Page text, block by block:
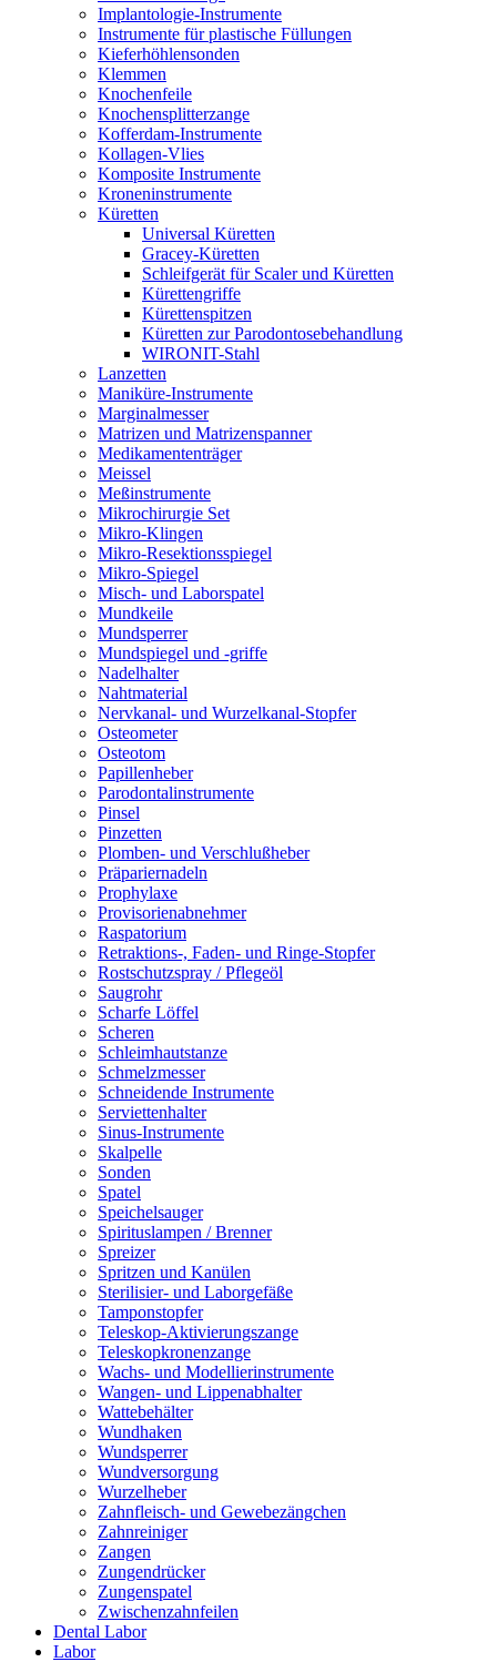
Implantologie-Instrumente
Instrumente für plastische Füllungen
Kieferhöhlensonden
Klemmen
Knochenfeile
Knochensplitterzange
Kofferdam-Instrumente
Kollagen-Vlies
Komposite Instrumente
Kroneninstrumente
Küretten
Universal Küretten
Gracey-Küretten
Schleifgerät für Scaler und Küretten
Kürettengriffe
Kürettenspitzen
Küretten zur Parodontosebehandlung
WIRONIT-Stahl
Lanzetten
Maniküre-Instrumente
Marginalmesser
Matrizen und Matrizenspanner
Medikamententräger
Meissel
Meßinstrumente
Mikrochirurgie Set
Mikro-Klingen
Mikro-Resektionsspiegel
Mikro-Spiegel
Misch- und Laborspatel
Mundkeile
Mundsperrer
Mundspiegel und -griffe
Nadelhalter
Nahtmaterial
Nervkanal- und Wurzelkanal-Stopfer
Osteometer
Osteotom
Papillenheber
Parodontalinstrumente
Pinsel
Pinzetten
Plomben- und Verschlußheber
Präpariernadeln
Prophylaxe
Provisorienabnehmer
Raspatorium
Retraktions-, Faden- und Ringe-Stopfer
Rostschutzspray / Pflegeöl
Saugrohr
Scharfe Löffel
Scheren
Schleimhautstanze
Schmelzmesser
Schneidende Instrumente
Serviettenhalter
Sinus-Instrumente
Skalpelle
Sonden
Spatel
Speichelsauger
Spirituslampen / Brenner
Spreizer
Spritzen und Kanülen
Sterilisier- und Laborgefäße
Tamponstopfer
Teleskop-Aktivierungszange
Teleskopkronenzange
Wachs- und Modellierinstrumente
Wangen- und Lippenabhalter
Wattebehälter
Wundhaken
Wundsperrer
Wundversorgung
Wurzelheber
Zahnfleisch- und Gewebezängchen
Zahnreiniger
Zangen
Zungendrücker
Zungenspatel
Zwischenzahnfeilen
Dental Labor
Labor